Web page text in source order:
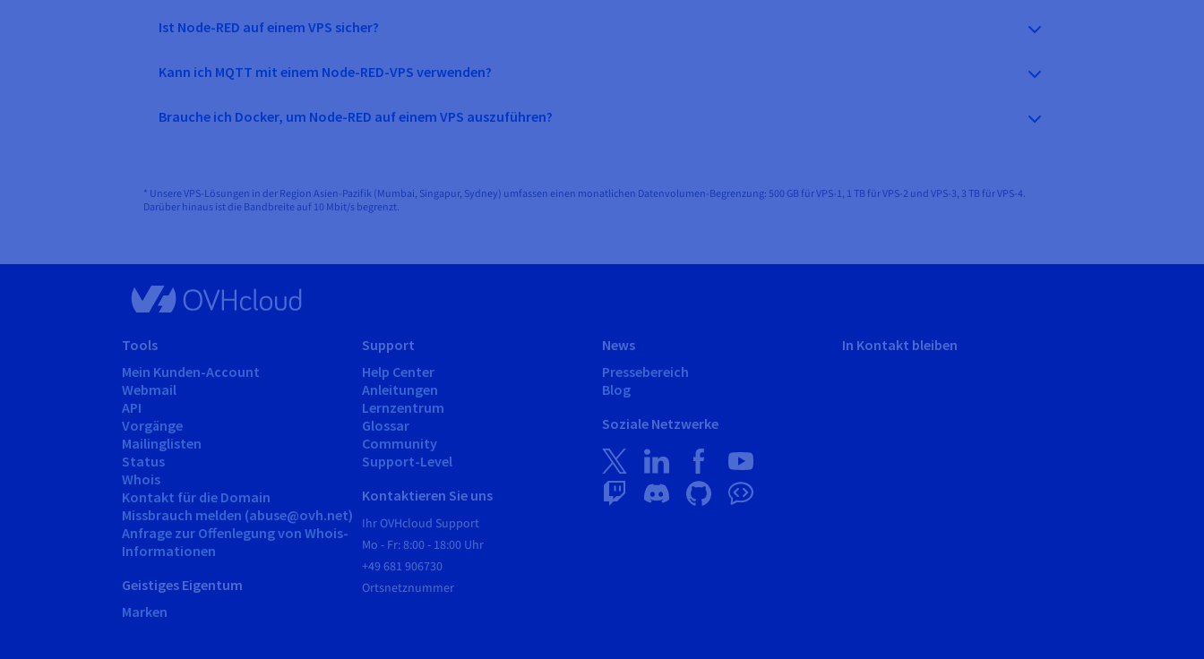
Ist Node-RED auf einem VPS sicher?
Kann ich MQTT mit einem Node-RED-VPS verwenden?
Brauche ich Docker, um Node-RED auf einem VPS auszuführen?
* Unsere VPS-Lösungen in der Region Asien-Pazifik (Mumbai, Singapur, Sydney) umfassen einen monatlichen Datenvolumen-Begrenzung: 500 GB für VPS-1, 1 TB für VPS-2 und VPS-3, 3 TB für VPS-4.
Darüber hinaus ist die Bandbreite auf 10 Mbit/s begrenzt.
Tools
Mein Kunden-Account
Webmail
API
Vorgänge
Mailinglisten
Status
Whois
Kontakt für die Domain
Missbrauch melden (abuse@ovh.net)
Anfrage zur Offenlegung von Whois-
Informationen
Geistiges Eigentum
Marken
Support
Help Center
Anleitungen
Lernzentrum
Glossar
Community
Support-Level
Kontaktieren Sie uns
Ihr OVHcloud Support
Mo - Fr: 8:00 - 18:00 Uhr
+49 681 906730
Ortsnetznummer
News
Pressebereich
Blog
Soziale Netzwerke
In Kontakt bleiben